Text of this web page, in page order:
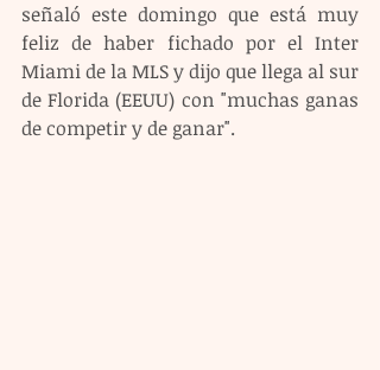
señaló este domingo que está muy
feliz de haber fichado por el Inter
Miami de la MLS y dijo que llega al sur
de Florida (EEUU) con "muchas ganas
de competir y de ganar".